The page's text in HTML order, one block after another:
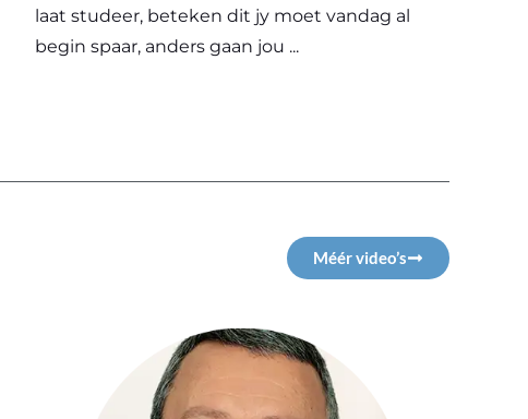
laat studeer, beteken dit jy moet vandag al
begin spaar, anders gaan jou ...
Méér video’s